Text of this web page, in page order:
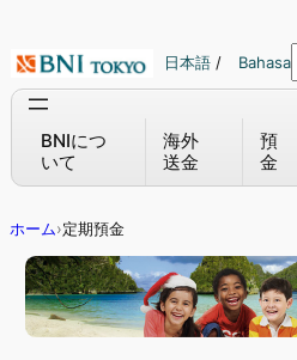
を
日本語 / Bahasa
BNIにつ
いて
海外
送金
預
金
ホーム›定期預金